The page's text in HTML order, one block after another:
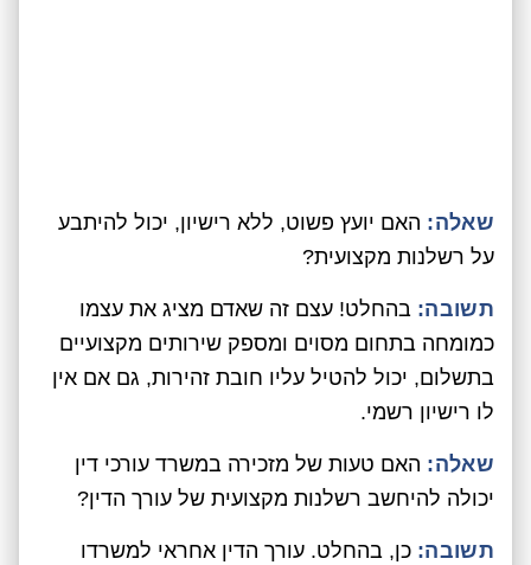
שאלה: האם יועץ פשוט, ללא רישיון, יכול להיתבע
על רשלנות מקצועית?
תשובה: בהחלט! עצם זה שאדם מציג את עצמו
כמומחה בתחום מסוים ומספק שירותים מקצועיים
בתשלום, יכול להטיל עליו חובת זהירות, גם אם אין
לו רישיון רשמי.
שאלה: האם טעות של מזכירה במשרד עורכי דין
יכולה להיחשב רשלנות מקצועית של עורך הדין?
תשובה: כן, בהחלט. עורך הדין אחראי למשרדו